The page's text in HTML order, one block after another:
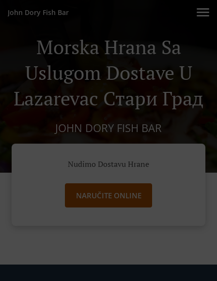
John Dory Fish Bar
Morska Hrana Sa
Uslugom Dostave U
Lazarevac Стари Град
JOHN DORY FISH BAR
Nudimo Dostavu Hrane
NARUČITE ONLINE